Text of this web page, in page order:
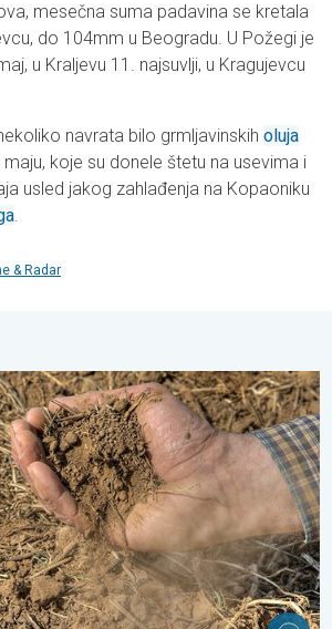
mesečna suma padavina se kretala
do 104mm u Beogradu. U Požegi je
u Kraljevu 11. najsuvlji, u Kragujevcu
navrata bilo grmljavinskih oluja
maju, koje su donele štetu na usevima i
usled jakog zahlađenja na Kopaoniku
.
& Radar
zemljište. Nova studija. . . petak, 24.